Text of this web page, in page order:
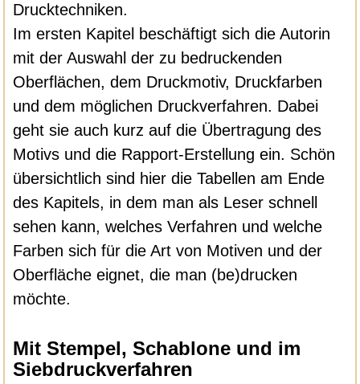
Drucktechniken.
Im ersten Kapitel beschäftigt sich die Autorin
mit der Auswahl der zu bedruckenden
Oberflächen, dem Druckmotiv, Druckfarben
und dem möglichen Druckverfahren. Dabei
geht sie auch kurz auf die Übertragung des
Motivs und die Rapport-Erstellung ein. Schön
übersichtlich sind hier die Tabellen am Ende
des Kapitels, in dem man als Leser schnell
sehen kann, welches Verfahren und welche
Farben sich für die Art von Motiven und der
Oberfläche eignet, die man (be)drucken
möchte.
Mit Stempel, Schablone und im
Siebdruckverfahren